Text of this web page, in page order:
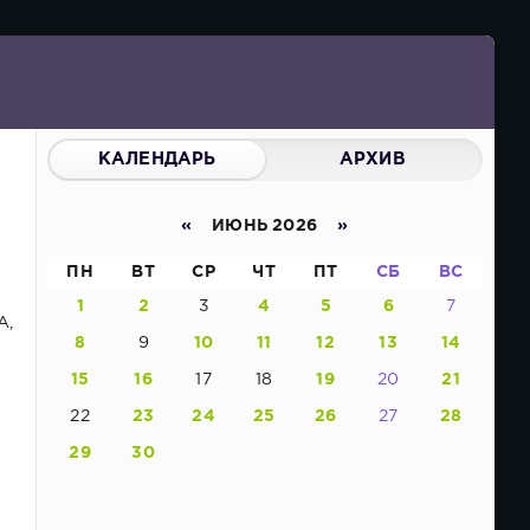
КАЛЕНДАРЬ АРХИВ
« ИЮНЬ 2026 »
ПН ВТ СР ЧТ ПТ СБ ВС
1 2 3 4 5 6 7
8 9 10 11 12 13 14
15 16 17 18 19 20 21
22 23 24 25 26 27 28
29 30